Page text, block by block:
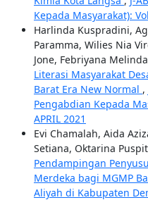
Kepada Masyarakat):
Harlinda Kuspradini,
Paramma, Wilies Nia
Jone, Febriyana
Literasi Masyarakat
Barat Era New Normal ,
Pengabdian Kepada
APRIL 2021
Evi Chamalah, Aida
Setiana, Oktarina
Pendampingan
Merdeka bagi MGMP
Aliyah di Kabupaten